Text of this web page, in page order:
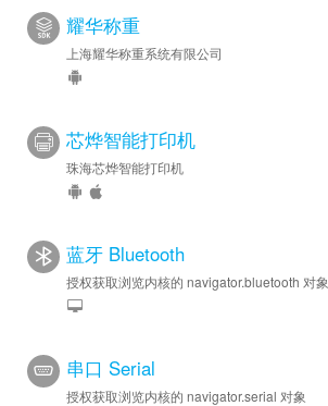
耀华称重
上海耀华称重系统有限公司
芯烨智能打印机
珠海芯烨智能打印机
蓝牙 Bluetooth
授权获取浏览内核的 navigator.bluetooth 对象
串口 Serial
授权获取浏览内核的 navigator.serial 对象